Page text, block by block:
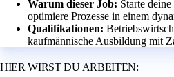
Warum dieser Job: Starte
optimiere Prozesse in einem
Qualifikationen:
kaufmännische Ausbildung mit
HIER WIRST DU ARBEITEN: